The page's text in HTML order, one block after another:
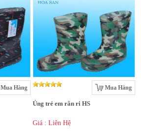
Mua Hàng Mua Hàng
Ủng trẻ em rằn ri HS
Giá : Liên Hệ